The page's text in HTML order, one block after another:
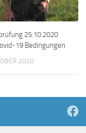
25.10.2020
19 Bedingungen
2020